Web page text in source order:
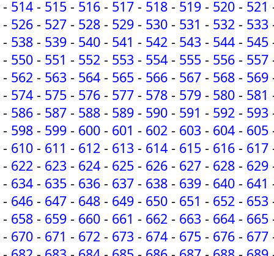
- 514 - 515 - 516 - 517 - 518 - 519 - 520 - 521
- 526 - 527 - 528 - 529 - 530 - 531 - 532 - 533
- 538 - 539 - 540 - 541 - 542 - 543 - 544 - 545
- 550 - 551 - 552 - 553 - 554 - 555 - 556 - 557
- 562 - 563 - 564 - 565 - 566 - 567 - 568 - 569
- 574 - 575 - 576 - 577 - 578 - 579 - 580 - 581
- 586 - 587 - 588 - 589 - 590 - 591 - 592 - 593
- 598 - 599 - 600 - 601 - 602 - 603 - 604 - 605
- 610 - 611 - 612 - 613 - 614 - 615 - 616 - 617
- 622 - 623 - 624 - 625 - 626 - 627 - 628 - 629
- 634 - 635 - 636 - 637 - 638 - 639 - 640 - 641
- 646 - 647 - 648 - 649 - 650 - 651 - 652 - 653
- 658 - 659 - 660 - 661 - 662 - 663 - 664 - 665
- 670 - 671 - 672 - 673 - 674 - 675 - 676 - 677